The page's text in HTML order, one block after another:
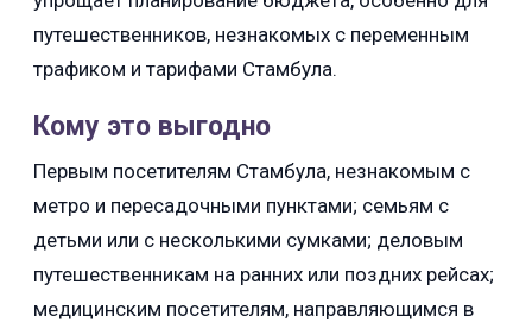
путешественников, незнакомых с переменным
трафиком и тарифами Стамбула.
Кому это выгодно
Первым посетителям Стамбула, незнакомым с
метро и пересадочными пунктами; семьям с
детьми или с несколькими сумками; деловым
путешественникам на ранних или поздних рейсах;
медицинским посетителям, направляющимся в